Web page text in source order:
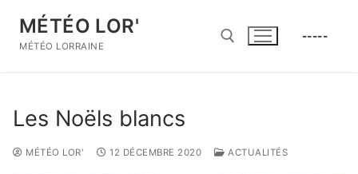
contenu
MÉTÉO LOR'
MÉTÉO LORRAINE
-----
Les Noëls blancs
MÉTÉO LOR' 12 DÉCEMBRE 2020 ACTUALITÉS